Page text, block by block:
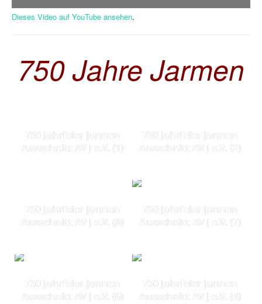
Dieses Video auf YouTube ansehen.
750 Jahre Jarmen
750 Jahrfeier jarmen
Ausschnitt AV J e.V. (1)
750 Jahrfeier jarmen
Ausschnitt AV J e.V. (2)
750 Jahrfeier jarmen
Ausschnitt AV J e.V. (8)
750 Jahrfeier jarmen
Ausschnitt AV J e.V. (7)
750 Jahrfeier jarmen
Ausschnitt AV J e.V. (6)
750 Jahrfeier jarmen
Ausschnitt AV J e.V. (4)